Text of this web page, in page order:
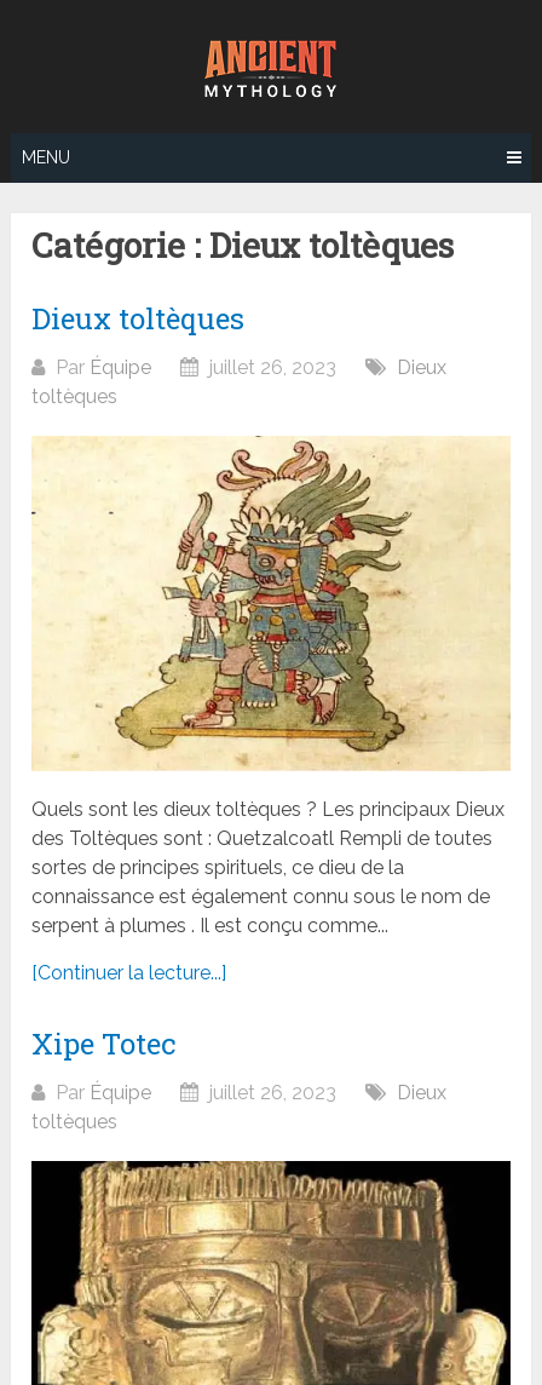
MENU
Catégorie : Dieux toltèques
Dieux toltèques
Par Équipe juillet 26, 2023
Dieux
toltèques
Quels sont les dieux toltèques ? Les principaux Dieux
des Toltèques sont : Quetzalcoatl Rempli de toutes
sortes de principes spirituels, ce dieu de la
connaissance est également connu sous le nom de
serpent à plumes . Il est conçu comme...
[Continuer la lecture...]
Xipe Totec
Par Équipe juillet 26, 2023
Dieux
toltèques